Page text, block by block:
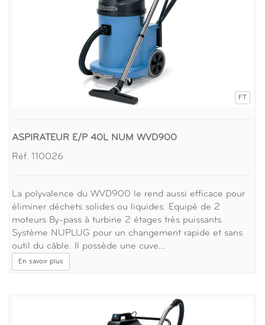
FT
ASPIRATEUR E/P 40L NUM WVD900
Réf. 110026
La polyvalence du WVD900 le rend aussi efficace pour
éliminer déchets solides ou liquides. Equipé de 2
moteurs By-pass à turbine 2 étages très puissants.
Système NUPLUG pour un changement rapide et sans
outil du câble. Il possède une cuve…
En savoir plus